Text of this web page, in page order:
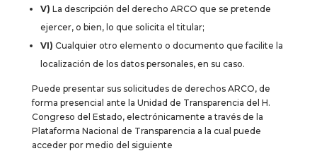
V) La descripción del derecho ARCO que se pretende
ejercer, o bien, lo que solicita el titular;
VI) Cualquier otro elemento o documento que facilite la
localización de los datos personales, en su caso.
Puede presentar sus solicitudes de derechos ARCO, de
forma presencial ante la Unidad de Transparencia del H.
Congreso del Estado, electrónicamente a través de la
Plataforma Nacional de Transparencia a la cual puede
acceder por medio del siguiente